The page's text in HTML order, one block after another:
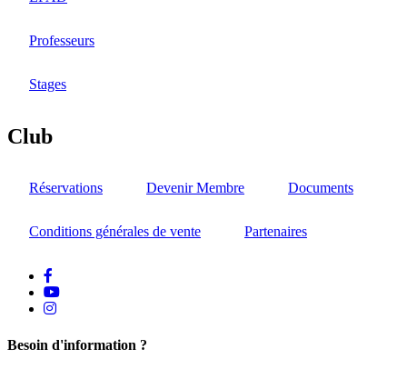
Professeurs
Stages
Club
Réservations Devenir Membre Documents
Conditions générales de vente Partenaires
Youtube
instagram
Besoin d'information ?